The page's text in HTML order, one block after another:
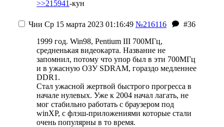
>>215941-кун
Чии Ср 15 марта 2023 01:16:49 №216116
#36
1999 год. Win98, Pentium III 700МГц,
средненькая видеокарта. Название не
запомнил, потому что упор был в эти 700МГц
и в ужасную ОЗУ SDRAM, гораздо медленнее
DDR1.
Стал ужасной жертвой быстрого прогресса в
начале нулевых. Уже к 2004 начал лагать, не
мог стабильно работать с браузером под
winXP, с флэш-приложениями которые стали
очень популярны в то время.